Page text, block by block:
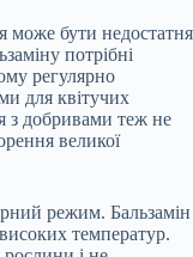
може бути недостатня
потрібні
регулярно
для квітучих
з добривами теж не
великої
режим. Бальзамін
температур.